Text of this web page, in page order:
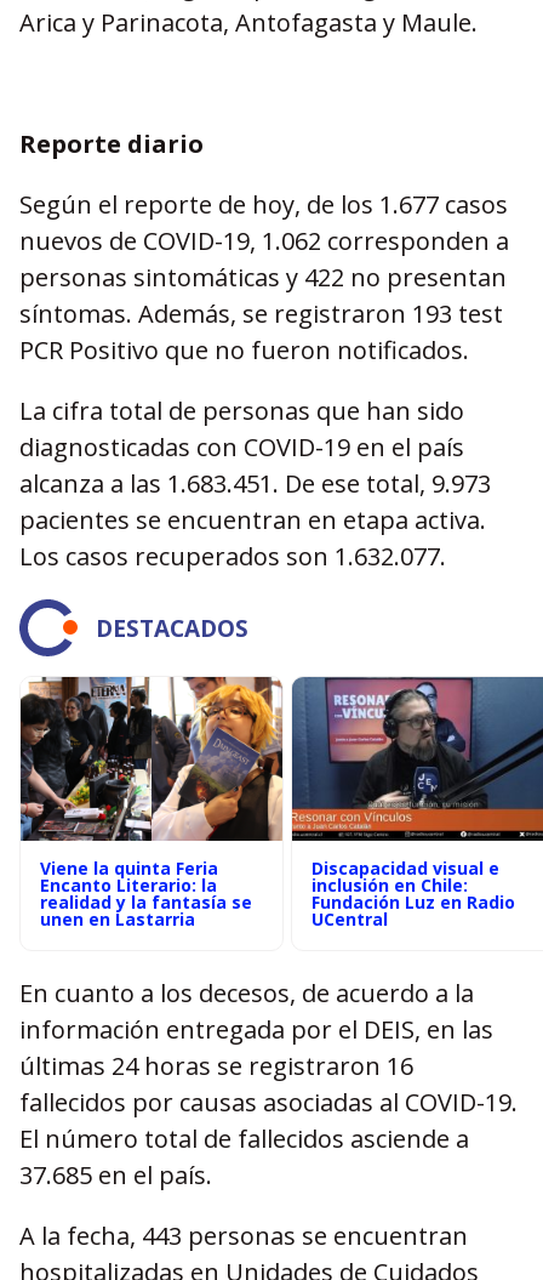
Arica y Parinacota, Antofagasta y Maule.
Reporte diario
Según el reporte de hoy, de los 1.677 casos
nuevos de COVID-19, 1.062 corresponden a
personas sintomáticas y 422 no presentan
síntomas. Además, se registraron 193 test
PCR Positivo que no fueron notificados.
La cifra total de personas que han sido
diagnosticadas con COVID-19 en el país
alcanza a las 1.683.451. De ese total, 9.973
pacientes se encuentran en etapa activa.
Los casos recuperados son 1.632.077.
DESTACADOS
Viene la quinta Feria
Encanto Literario: la
realidad y la fantasía se
unen en Lastarria
Discapacidad visual e
inclusión en Chile:
Fundación Luz en Radio
UCentral
En cuanto a los decesos, de acuerdo a la
información entregada por el DEIS, en las
últimas 24 horas se registraron 16
fallecidos por causas asociadas al COVID-19.
El número total de fallecidos asciende a
37.685 en el país.
A la fecha, 443 personas se encuentran
hospitalizadas en Unidades de Cuidados